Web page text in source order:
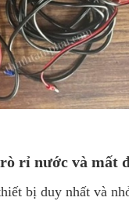
rỉ nước và mất
bị duy nhất và